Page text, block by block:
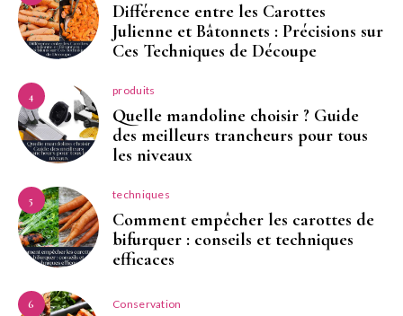
Différence entre les Carottes
Julienne et Bâtonnets : Précisions sur
Ces Techniques de Découpe
4 produits
Quelle mandoline choisir ? Guide
des meilleurs trancheurs pour tous
les niveaux
5 techniques
Comment empêcher les carottes de
bifurquer : conseils et techniques
efficaces
6 Conservation